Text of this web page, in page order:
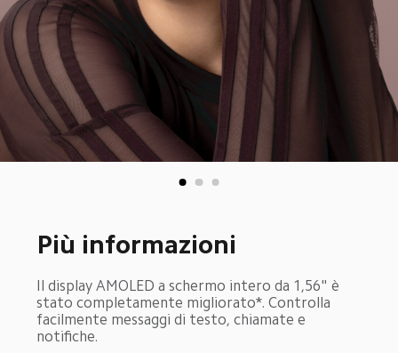
Più informazioni
Il display AMOLED a schermo intero da 1,56" è
stato completamente migliorato*. Controlla
facilmente messaggi di testo, chiamate e
notifiche.